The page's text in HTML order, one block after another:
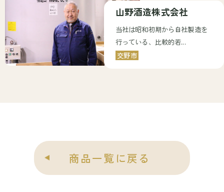
山野酒造株式会社
当社は昭和初期から自社製造を
行っている、比較的若...
交野市
商品一覧に戻る